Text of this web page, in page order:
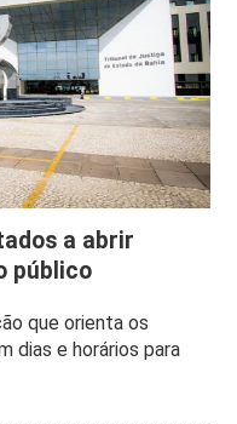
a abrir
público
que orienta os
dias e horários para